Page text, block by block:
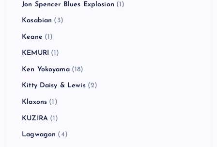
Jon Spencer Blues Explosion (1)
Kasabian (3)
Keane (1)
KEMURI (1)
Ken Yokoyama(18)
Kitty Daisy & Lewis(2)
Klaxons (1)
KUZIRA(1)
Lagwagon (4)